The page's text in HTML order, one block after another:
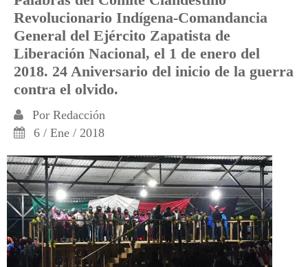
Revolucionario Indígena-Comandancia
General del Ejército Zapatista de
Liberación Nacional, el 1 de enero del
2018. 24 Aniversario del inicio de la guerra
contra el olvido.
Por Redacción
6 / Ene / 2018